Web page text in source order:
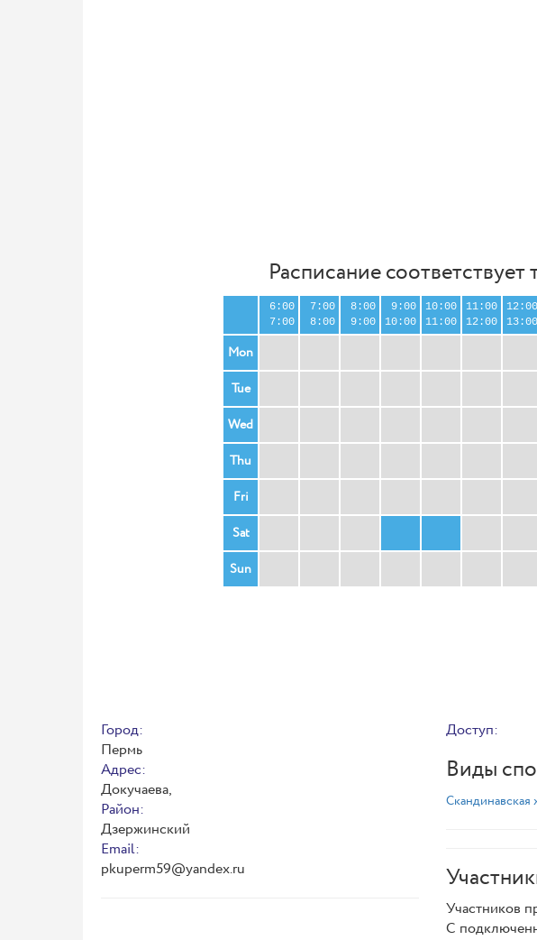
Расписание
6:00
7:00
7:00
8:00
8:00
9:00
9:00
10:00
10:00
11:00
11:00
12:00
12:00
13:00
Mon
Tue
Wed
Thu
Fri
Sat
Sun
Город:
Пермь
Адрес:
Докучаева,
Район:
Дзержинский
Email:
pkuperm59@yandex.ru
Доступ:
Виды
Скандинавская
Участников
С